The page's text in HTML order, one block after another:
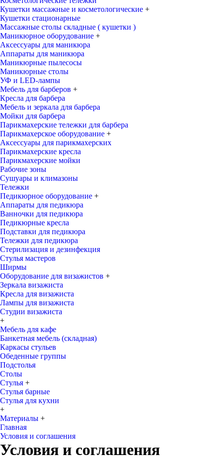
Кушетки массажные и косметологические +
Кушетки стационарные
Массажные столы складные ( кушетки )
Маникюрное оборудование +
Аксессуары для маникюра
Аппараты для маникюра
Маникюрные пылесосы
Маникюрные столы
УФ и LED-лампы
Мебель для барберов +
Кресла для барбера
Мебель и зеркала для барбера
Мойки для барбера
Парикмахерские тележки для барбера
Парикмахерское оборудование +
Аксессуары для парикмахерских
Парикмахерские кресла
Парикмахерские мойки
Рабочие зоны
Сушуары и климазоны
Тележки
Педикюрное оборудование +
Аппараты для педикюра
Ванночки для педикюра
Педикюрные кресла
Подставки для педикюра
Тележки для педикюра
Стерилизация и дезинфекция
Стулья мастеров
Ширмы
Оборудование для визажистов +
Зеркала визажиста
Кресла для визажиста
Лампы для визажиста
Студии визажиста
+
Мебель для кафе
Банкетная мебель (складная)
Каркасы стульев
Обеденные группы
Подстолья
Столы
Стулья +
Стулья барные
Стулья для кухни
+
Материалы +
Главная
Условия и соглашения
Условия и соглашения